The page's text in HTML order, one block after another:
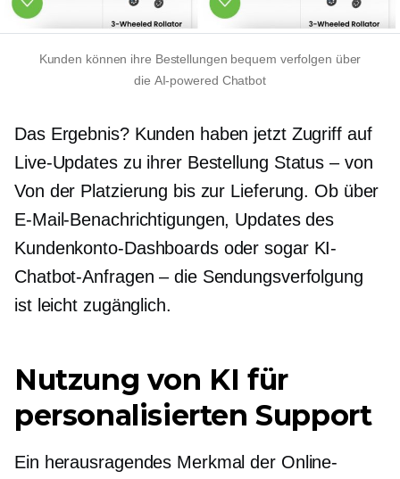
Kunden können ihre Bestellungen bequem verfolgen über
die AI-powered Chatbot
Das Ergebnis? Kunden haben jetzt Zugriff auf
Live-Updates zu ihrer Bestellung Status – von
Von der Platzierung bis zur Lieferung. Ob über
E-Mail-Benachrichtigungen, Updates des
Kundenkonto-Dashboards oder sogar KI-
Chatbot-Anfragen – die Sendungsverfolgung
ist leicht zugänglich.
Nutzung von KI für
personalisierten Support
Ein herausragendes Merkmal der Online-